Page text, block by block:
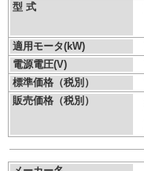
型 式
適用モータ(kW)
電源電圧(V)
標準価格（税別）
販売価格（税別）